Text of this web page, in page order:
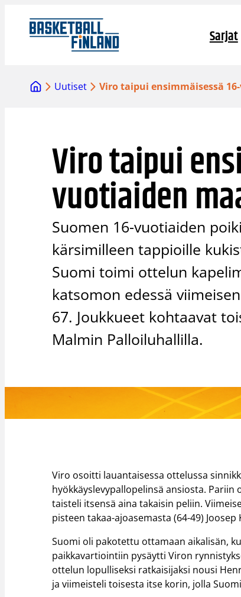
sisältöön
Sarjat
Uutiset Viro taipui ensimmäisessä
Viro taipui
vuotiaiden
Suomen 16-vuotiaiden
kärsimilleen tappioille
Suomi toimi ottelun
katsomon edessä
67. Joukkueet kohtaavat
Malmin Palloiluhallilla.
Viro osoitti lauantaisessa ottelussa
hyökkäyslevypallopelinsä ansiosta.
taisteli itsensä aina takaisin peliin.
pisteen takaa-ajoasemasta (64-49)
Suomi oli pakotettu ottamaan aikalisän,
paikkavartiointiin pysäytti Viron
ottelun lopulliseksi ratkaisijaksi nousi
ja viimeisteli toisesta itse korin, jolla